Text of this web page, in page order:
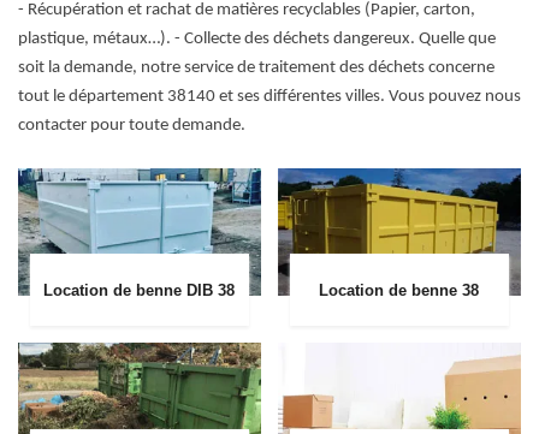
- Récupération et rachat de matières recyclables (Papier, carton,
plastique, métaux…). - Collecte des déchets dangereux. Quelle que
soit la demande, notre service de traitement des déchets concerne
tout le département 38140 et ses différentes villes. Vous pouvez nous
contacter pour toute demande.
Location de benne DIB 38 Location de benne 38